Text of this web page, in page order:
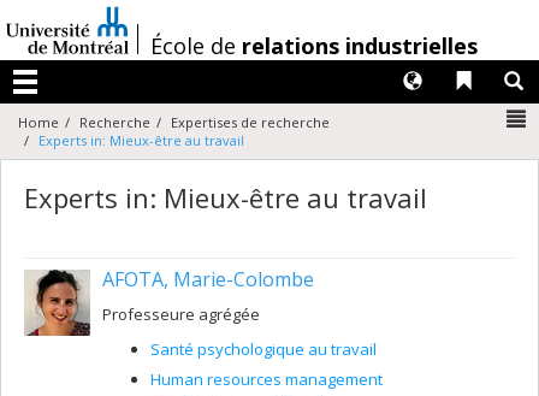
au
contenu
/École de relations industrielles
Menu
Liens
Langues
Home Recherche
Expertises de recherche
Experts in: Mieux-être au travail
Experts in: Mieux-être au travail
AFOTA, Marie-Colombe
Professeure agrégée
Santé psychologique au travail
Human resources management